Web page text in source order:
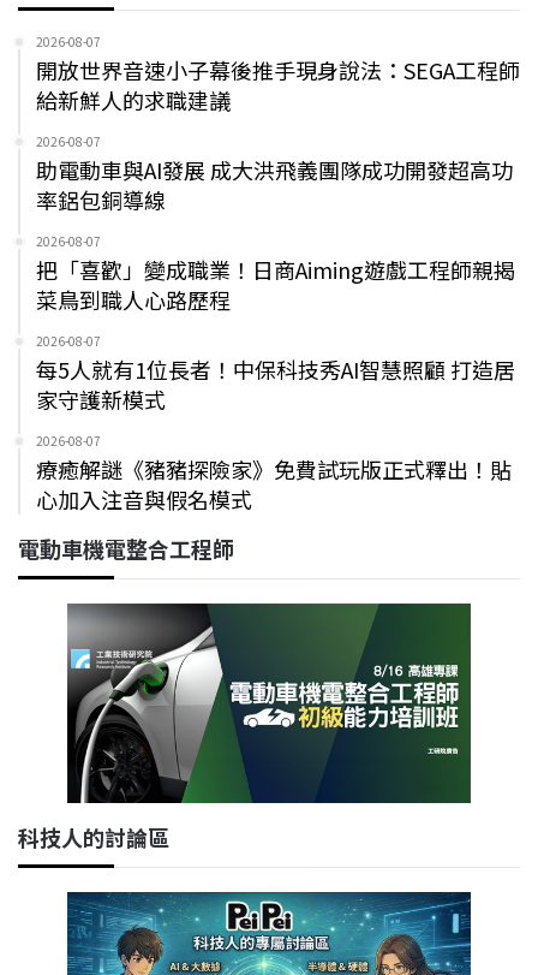
2026-08-07
開放世界音速小子幕後推手現身說法：SEGA工程師
給新鮮人的求職建議
2026-08-07
助電動車與AI發展 成大洪飛義團隊成功開發超高功
率鋁包銅導線
2026-08-07
把「喜歡」變成職業！日商Aiming遊戲工程師親揭
菜鳥到職人心路歷程
2026-08-07
每5人就有1位長者！中保科技秀AI智慧照顧 打造居
家守護新模式
2026-08-07
療癒解謎《豬豬探險家》免費試玩版正式釋出！貼
心加入注音與假名模式
電動車機電整合工程師
科技人的討論區